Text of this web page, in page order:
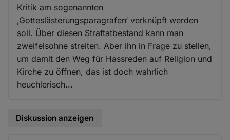
Kritik am sogenannten
‚Gotteslästerungsparagrafen‘ verknüpft werden
soll. Über diesen Straftatbestand kann man
zweifelsohne streiten. Aber ihn in Frage zu stellen,
um damit den Weg für Hassreden auf Religion und
Kirche zu öffnen, das ist doch wahrlich
heuchlerisch...
Diskussion anzeigen